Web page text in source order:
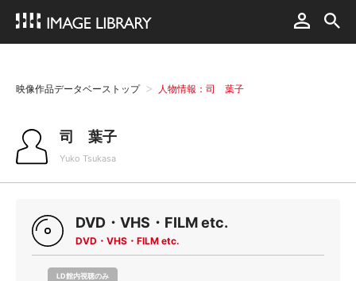
映像作品データベーストップ 人物情報：司 葉子
司 葉子
Yuko Tsukasa
DVD・VHS・FILM etc.
DVD・VHS・FILM etc.
LD館内視聴のみ